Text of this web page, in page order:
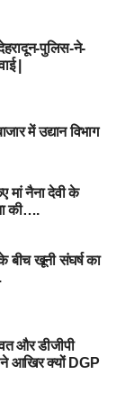
और असम
आरक्षित
प्रदेश, राजस्थान
संबद्ध सेवाओं
की घोषणा की है।
(जैसे टाटा,
जताई है। इसके
चाहते हैं, उन्हें
प्रदान करते
के समन्वय से
क्रेडिट
की पढ़ाई आसानी
और युवा
पुलिस-ने-
|
में उद्यान विभाग
मां नैना देवी के
की….
बीच खूनी संघर्ष का
और डीजीपी
आखिर क्यों DGP